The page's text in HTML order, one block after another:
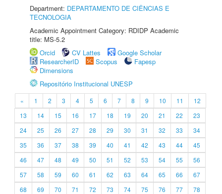
Department: DEPARTAMENTO DE CIÊNCIAS E
TECNOLOGIA
Academic Appointment Category: RDIDP Academic
title: MS-5.2
Orcid
CV Lattes
Google Scholar
ResearcherID
Scopus
Fapesp
Dimensions
Repositório Institucional UNESP
« 1 2 3 4 5 6 7 8 9 10 11
12
13
14 15 16 17 18 19 20 21 22
23
24
25 26 27 28 29 30 31 32 33
34
35
36 37 38 39 40 41 42 43 44
45
46
47 48 49 50 51 52 53 54 55
56
57
58 59 60 61 62 63 64 65 66
67
68
69 70 71 72 73 74 75 76 77
78